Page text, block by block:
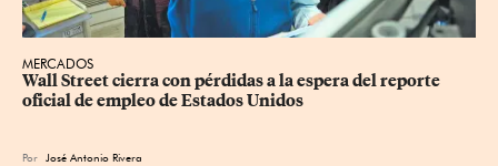
MERCADOS
Wall Street cierra con pérdidas a la espera del reporte
oficial de empleo de Estados Unidos
Por José Antonio Rivera